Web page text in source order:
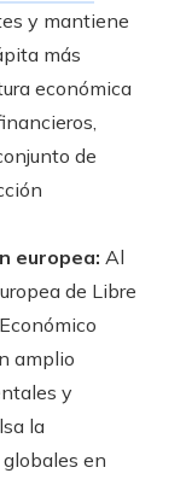
y mantiene
más
económica
de
europea: Al
de Libre
amplio
y
la
en